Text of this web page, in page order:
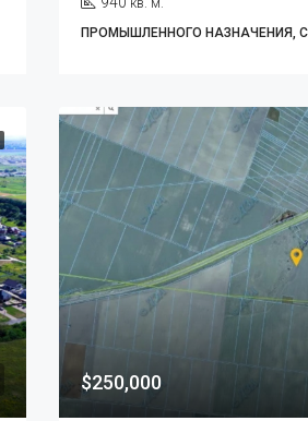
кв. м.
ПРОМЫШЛЕННОГО НАЗНАЧЕНИЯ,
$250,000